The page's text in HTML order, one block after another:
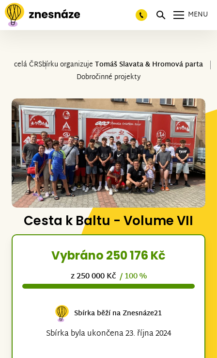
MENU
celá ČRSbírku organizuje Tomáš Slavata & Hromová parta
Dobročinné projekty
Cesta k Baltu - Volume VII
Vybráno 250 176 Kč
z 250 000 Kč / 100 %
Sbírka běží na Znesnáze21
Sbírka byla ukončena 23. října 2024